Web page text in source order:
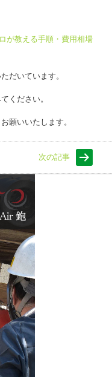
が教える手順・費用相場
だいています。
ください。
願いいたします。
次の記事